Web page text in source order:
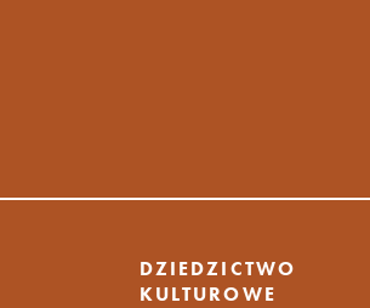
DZIEDZICTWO
KULTUROWE